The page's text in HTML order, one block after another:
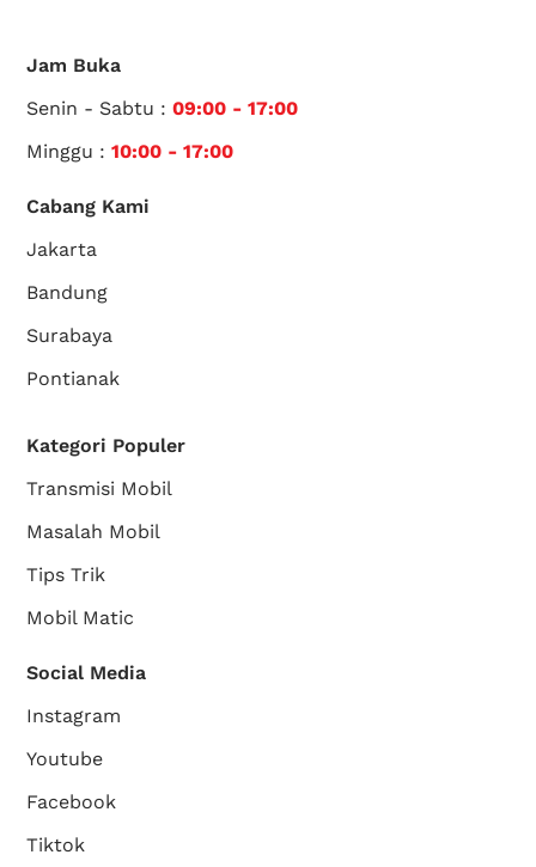
Jam Buka
Senin - Sabtu :09:00 - 17:00
Minggu :10:00 - 17:00
Cabang Kami
Jakarta
Bandung
Surabaya
Pontianak
Kategori Populer
Transmisi Mobil
Masalah Mobil
Tips Trik
Mobil Matic
Social Media
Instagram
Youtube
Facebook
Tiktok